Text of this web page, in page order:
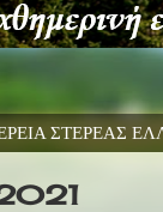
ΣΤΕΡΕΑΣ